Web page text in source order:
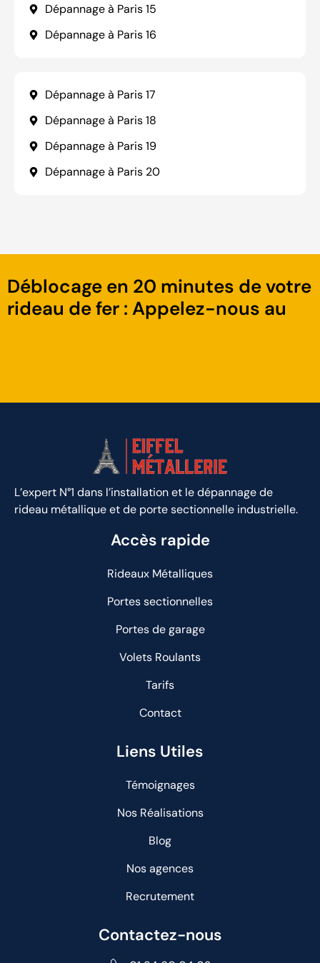
Dépannage à Paris 15
Dépannage à Paris 16
Dépannage à Paris 17
Dépannage à Paris 18
Dépannage à Paris 19
Dépannage à Paris 20
Déblocage en 20 minutes de votre
rideau de fer : Appelez-nous au
L’expert N°1 dans l’installation et le dépannage de
rideau métallique et de porte sectionnelle industrielle.
Accès rapide
Rideaux Métalliques
Portes sectionnelles
Portes de garage
Volets Roulants
Tarifs
Contact
Liens Utiles
Témoignages
Nos Réalisations
Blog
Nos agences
Recrutement
Contactez-nous